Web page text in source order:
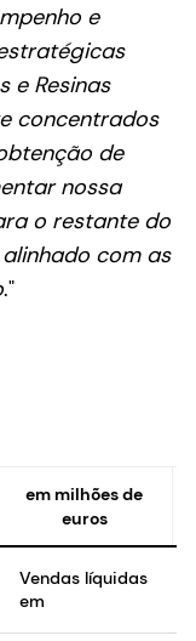
e
e Resinas
concentrados
de
nossa
o restante do
com as
."
em milhões de
euros
Vendas líquidas
em